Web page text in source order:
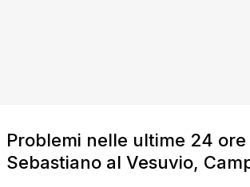
Problemi nelle ultime 24 ore
Sebastiano al Vesuvio,